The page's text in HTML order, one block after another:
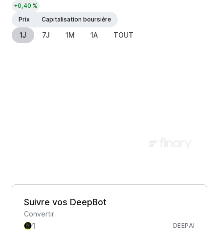
+0,40 %
Prix
Capitalisation boursière
1J 7J 1M 1A TOUT
Suivre vos DeepBot
Convertir
DEEPAI